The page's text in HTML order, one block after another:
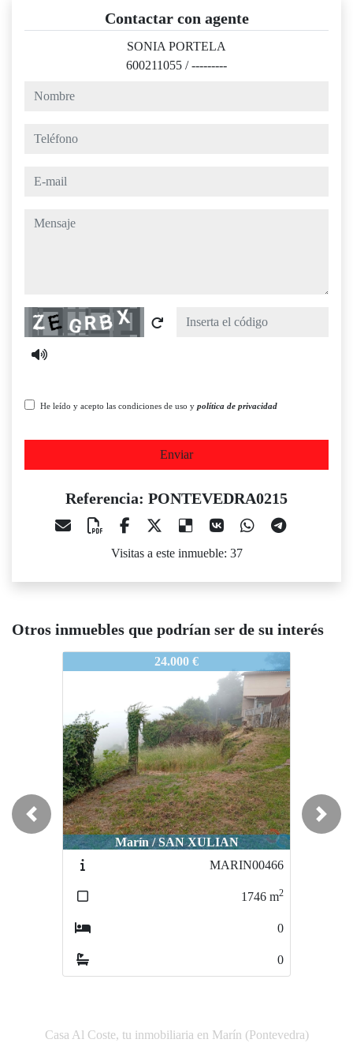
Contactar con agente
SONIA PORTELA
600211055 /---------
nombre
teléfono
e-mail
mensaje
Captcha
He leído y acepto las condiciones de uso y política de privacidad
Enviar
Referencia: PONTEVEDRA0215
Visitas a este inmueble: 37
Otros inmuebles que podrían ser de su interés
PONTEVEDRA0215
24.000 €
Marín / SAN XULIAN
MARIN00466
1746m2
PONTEVEDRA0215
Marín / ALLARIZ
MARIN0570
Previous Next
Casa Al Coste, tu inmobiliaria en Marín (Pontevedra)